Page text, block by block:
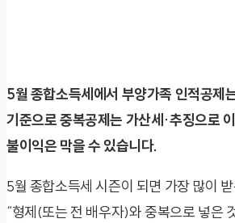
5월 종합소득세에서 부양가족 인적공제
기준으로 중복공제는 가산세·추징으로
불이익은 막을 수 있습니다.
5월 종합소득세 시즌이 되면 가장 많이
“형제(또는 전 배우자)와 중복으로 넣은